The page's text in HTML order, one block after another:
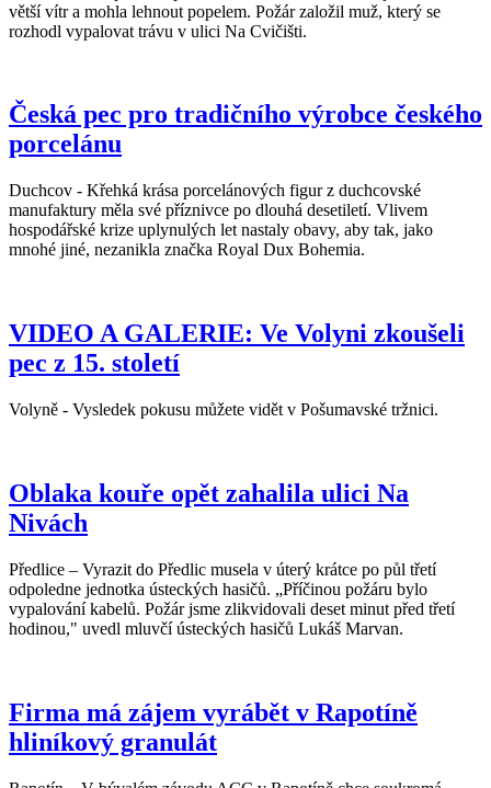
větší vítr a mohla lehnout popelem. Požár založil muž, který se
rozhodl vypalovat trávu v ulici Na Cvičišti.
Česká pec pro tradičního výrobce českého
porcelánu
Duchcov - Křehká krása porcelánových figur z duchcovské
manufaktury měla své příznivce po dlouhá desetiletí. Vlivem
hospodářské krize uplynulých let nastaly obavy, aby tak, jako
mnohé jiné, nezanikla značka Royal Dux Bohemia.
VIDEO A GALERIE: Ve Volyni zkoušeli
pec z 15. století
Volyně - Vysledek pokusu můžete vidět v Pošumavské tržnici.
Oblaka kouře opět zahalila ulici Na
Nivách
Předlice – Vyrazit do Předlic musela v úterý krátce po půl třetí
odpoledne jednotka ústeckých hasičů. „Příčinou požáru bylo
vypalování kabelů. Požár jsme zlikvidovali deset minut před třetí
hodinou," uvedl mluvčí ústeckých hasičů Lukáš Marvan.
Firma má zájem vyrábět v Rapotíně
hliníkový granulát